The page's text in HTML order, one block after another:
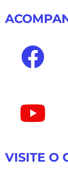
VISITE O